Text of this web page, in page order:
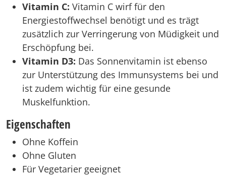
Vitamin C: Vitamin C wirf für den
Energiestoffwechsel benötigt und es trägt
zusätzlich zur Verringerung von Müdigkeit und
Erschöpfung bei.
Vitamin D3: Das Sonnenvitamin ist ebenso
zur Unterstützung des Immunsystems bei und
ist zudem wichtig für eine gesunde
Muskelfunktion.
Eigenschaften
Ohne Koffein
Ohne Gluten
Für Vegetarier geeignet